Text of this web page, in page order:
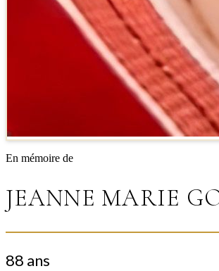
En mémoire de
JEANNE MARIE
88 ans